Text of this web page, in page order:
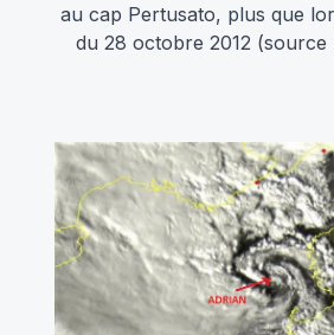
au cap Pertusato, plus que
du 28 octobre 2012 (source